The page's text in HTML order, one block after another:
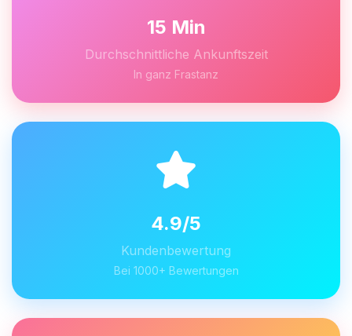
15 Min
Durchschnittliche Ankunftszeit
In ganz Frastanz
4.9/5
Kundenbewertung
Bei 1000+ Bewertungen